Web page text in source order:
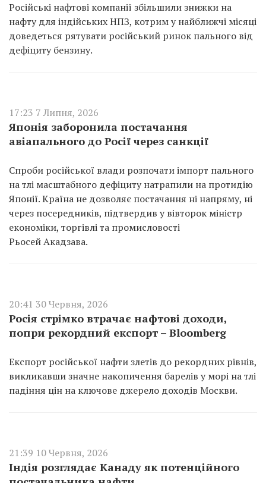
Російські нафтові компанії збільшили знижки на
нафту для індійських НПЗ, котрим у найближчі місяці
доведеться рятувати російський ринок пального від
дефіциту бензину.
17:23 7 Липня, 2026
Японія заборонила постачання
авіапального до Росії через санкції
Спроби російської влади розпочати імпорт пального
на тлі масштабного дефіциту натрапили на протидію
Японії. Країна не дозволяє постачання ні напряму, ні
через посередників, підтвердив у вівторок міністр
економіки, торгівлі та промисловості
Рьосей Акадзава.
20:41 30 Червня, 2026
Росія стрімко втрачає нафтові доходи,
попри рекордний експорт – Bloomberg
Експорт російської нафти злетів до рекордних рівнів,
викликавши значне накопичення барелів у морі на тлі
падіння цін на ключове джерело доходів Москви.
21:39 10 Червня, 2026
Індія розглядає Канаду як потенційного